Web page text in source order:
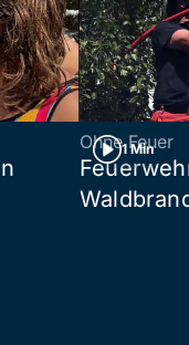
1 Min
Ohne Feuer